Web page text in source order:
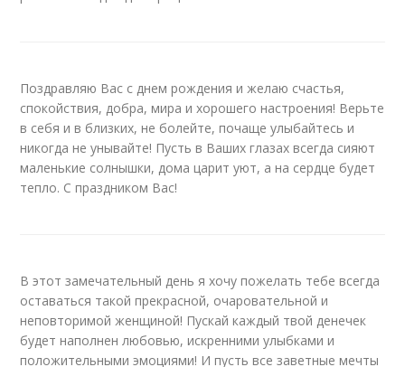
Поздравляю Вас с днем рождения и желаю счастья,
спокойствия, добра, мира и хорошего настроения! Верьте
в себя и в близких, не болейте, почаще улыбайтесь и
никогда не унывайте! Пусть в Ваших глазах всегда сияют
маленькие солнышки, дома царит уют, а на сердце будет
тепло. С праздником Вас!
В этот замечательный день я хочу пожелать тебе всегда
оставаться такой прекрасной, очаровательной и
неповторимой женщиной! Пускай каждый твой денечек
будет наполнен любовью, искренними улыбками и
положительными эмоциями! И пусть все заветные мечты